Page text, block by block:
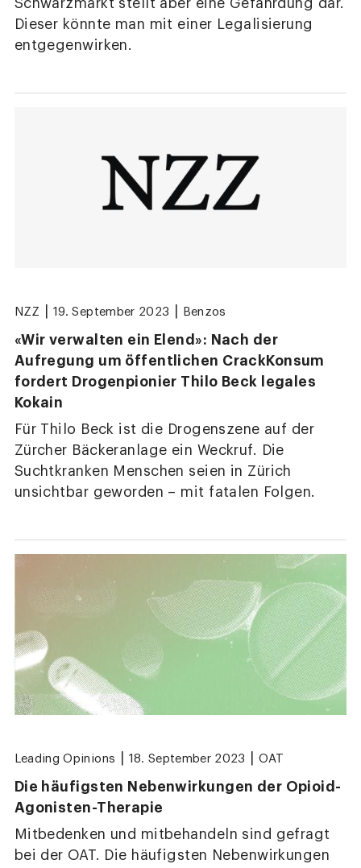
Schwarzmarkt stellt aber eine Gefährdung dar.
Dieser könnte man mit einer Legalisierung
entgegenwirken.
NZZ 19. September 2023 Benzos
«Wir verwalten ein Elend»: Nach der
Aufregung um öffentlichen CrackKonsum
fordert Drogenpionier Thilo Beck legales
Kokain
Für Thilo Beck ist die Drogenszene auf der
Zürcher Bäckeranlage ein Weckruf. Die
Suchtkranken Menschen seien in Zürich
unsichtbar geworden – mit fatalen Folgen.
Leading Opinions 18. September 2023 OAT
Die häufigsten Nebenwirkungen der Opioid-
Agonisten-Therapie
Mitbedenken und mitbehandeln sind gefragt
bei der OAT. Die häufigsten Nebenwirkungen